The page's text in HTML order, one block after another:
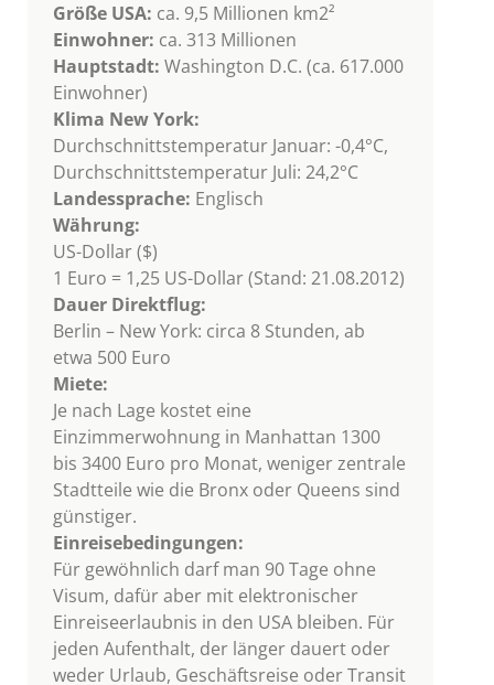
Größe USA: ca. 9,5 Millionen km2²
Einwohner: ca. 313 Millionen
Hauptstadt: Washington D.C. (ca. 617.000
Einwohner)
Klima New York:
Durchschnittstemperatur Januar: -0,4°C,
Durchschnittstemperatur Juli: 24,2°C
Landessprache: Englisch
Währung:
US-Dollar ($)
1 Euro = 1,25 US-Dollar (Stand: 21.08.2012)
Dauer Direktflug:
Berlin – New York: circa 8 Stunden, ab
etwa 500 Euro
Miete:
Je nach Lage kostet eine
Einzimmerwohnung in Manhattan 1300
bis 3400 Euro pro Monat, weniger zentrale
Stadtteile wie die Bronx oder Queens sind
günstiger.
Einreisebedingungen:
Für gewöhnlich darf man 90 Tage ohne
Visum, dafür aber mit elektronischer
Einreiseerlaubnis in den USA bleiben. Für
jeden Aufenthalt, der länger dauert oder
weder Urlaub, Geschäftsreise oder Transit